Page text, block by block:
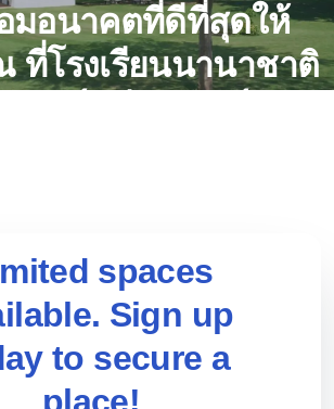
มอนาคตที่ดีที่สุดให้
ที่โรงเรียนนานาชาติ
spaces
Sign up
to secure a